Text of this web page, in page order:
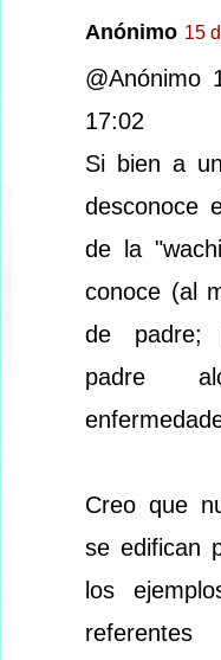
Anónimo 15
@Anónimo
17:02
Si bien a
desconoce
de la
conoce (al
de padre;
padre
Creo que
se edifican
los